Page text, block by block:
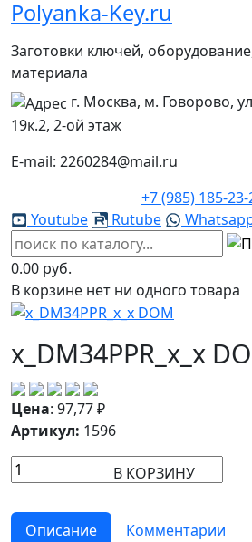
Polyanka-Key.ru
Заготовки ключей,
материала
г. Москва, м. Говорово,
19к.2, 2-ой этаж
E-mail: 2260284@mail.ru
+7 (985) 185-
Youtube
Rutube
0.00 руб.
В корзине нет ни одного товара
x_DM34PPR_x_x
Цена: 97,77₽
Артикул: 1596
В КОРЗИНУ
Описание
Комментарии